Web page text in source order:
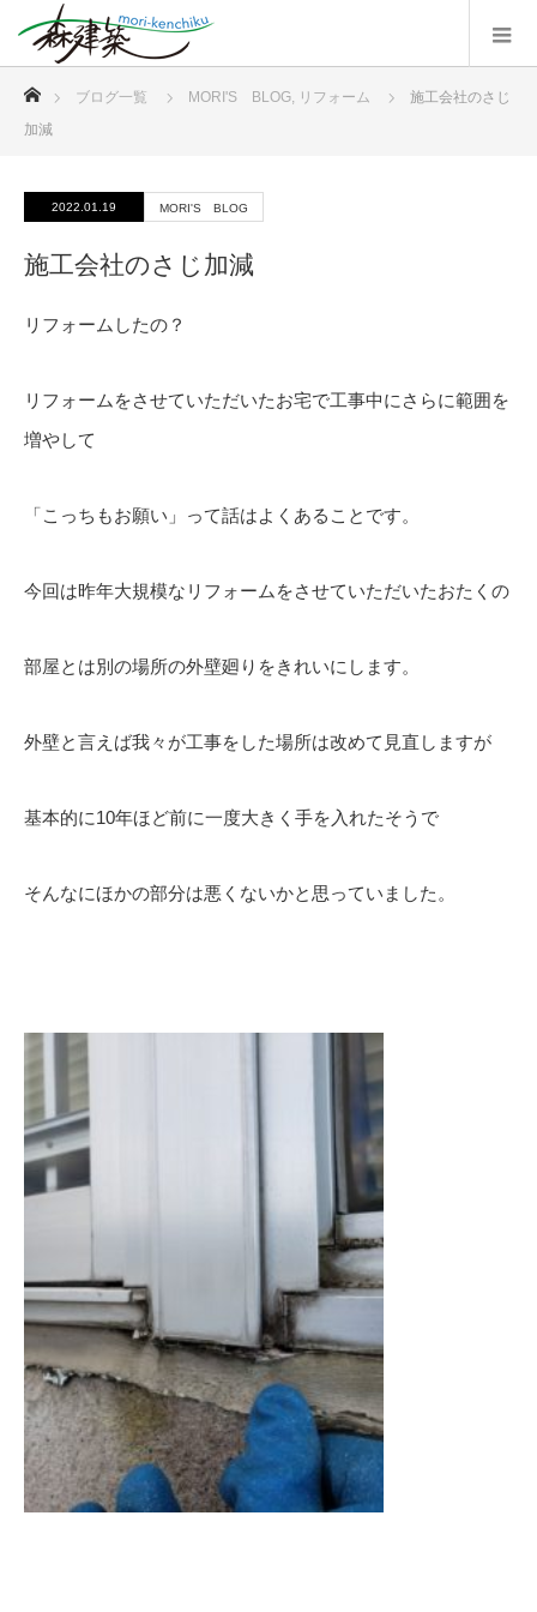
ブログ一覧 MORI'S BLOG, リフォーム
施工会社のさじ
加減
2022.01.19 MORI'S BLOG
施工会社のさじ加減
リフォームしたの？
リフォームをさせていただいたお宅で工事中にさらに範囲を
増やして
「こっちもお願い」って話はよくあることです。
今回は昨年大規模なリフォームをさせていただいたおたくの
部屋とは別の場所の外壁廻りをきれいにします。
外壁と言えば我々が工事をした場所は改めて見直しますが
基本的に10年ほど前に一度大きく手を入れたそうで
そんなにほかの部分は悪くないかと思っていました。